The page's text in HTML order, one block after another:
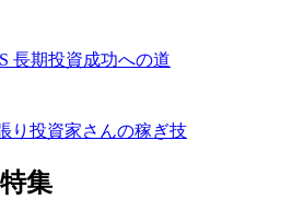
長期投資成功への道
り投資家さんの稼ぎ技
集